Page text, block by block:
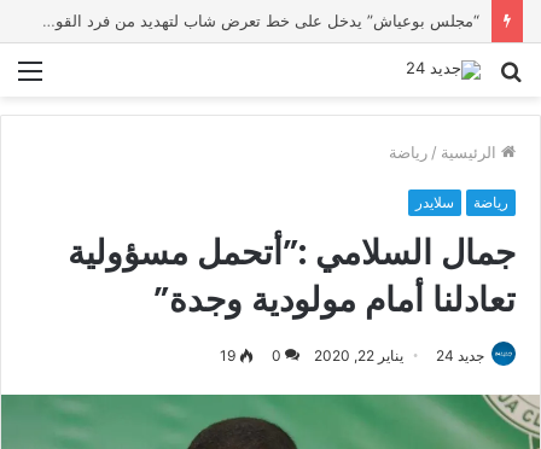
وزارة التربية الوطنية تؤكد انطلاق الدخول المدرسي 2026-2027 في موعده الرسمي
بحث
الرئيسية / رياضة
رياضة سلايدر
جمال السلامي :”أتحمل مسؤولية
تعادلنا أمام مولودية وجدة”
جديد 24 يناير 22, 2020 0
19